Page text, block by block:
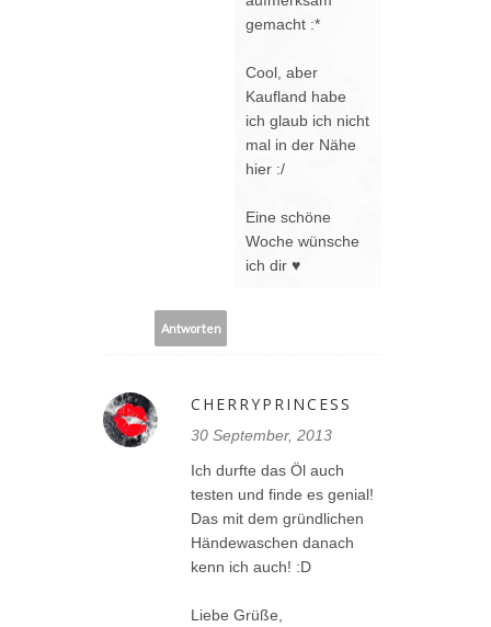
gemacht :*
Cool, aber
Kaufland habe
ich glaub ich nicht
mal in der Nähe
hier :/
Eine schöne
Woche wünsche
ich dir ♥
Antworten
CHERRYPRINCESS
30 September, 2013
Ich durfte das Öl auch
testen und finde es genial!
Das mit dem gründlichen
Händewaschen danach
kenn ich auch! :D
Liebe Grüße,